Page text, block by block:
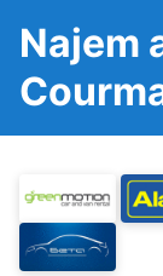
Najem